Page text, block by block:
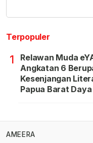
Terpopuler
1
Relawan Muda
Angkatan 6
Kesenjangan
Papua Barat Daya
AMEERA